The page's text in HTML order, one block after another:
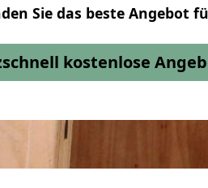
Sie das beste Angebot
kostenlose